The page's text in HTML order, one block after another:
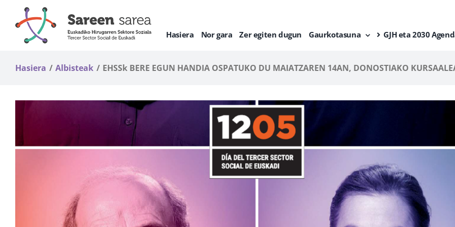
content
Hasiera Nor gara Zer egiten dugun Gaurkotasuna GJH eta 2030
Hasiera Albisteak EHSSk BERE EGUN HANDIA OSPATUKO DU MAIATZAREN 14AN, DONOSTIAKO